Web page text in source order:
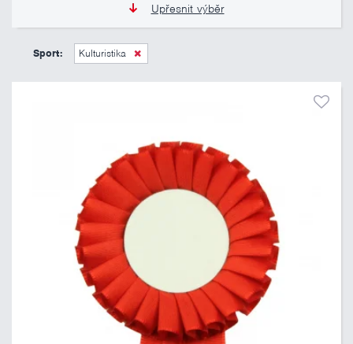
Upřesnit výběr
45 Kč
Sport: Kulturistika